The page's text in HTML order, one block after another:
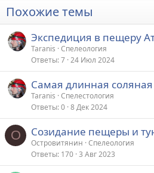
Похожие темы
Экспедиция в пещеру
Taranis Спелеология
Ответы 7 24 Июл 2024
Самая длинная
Taranis Спелестология
Ответы 0 8 Дек 2024
О Созидание пещеры и
Островитянин Спелеология
Ответы 170 3 Авг 2023